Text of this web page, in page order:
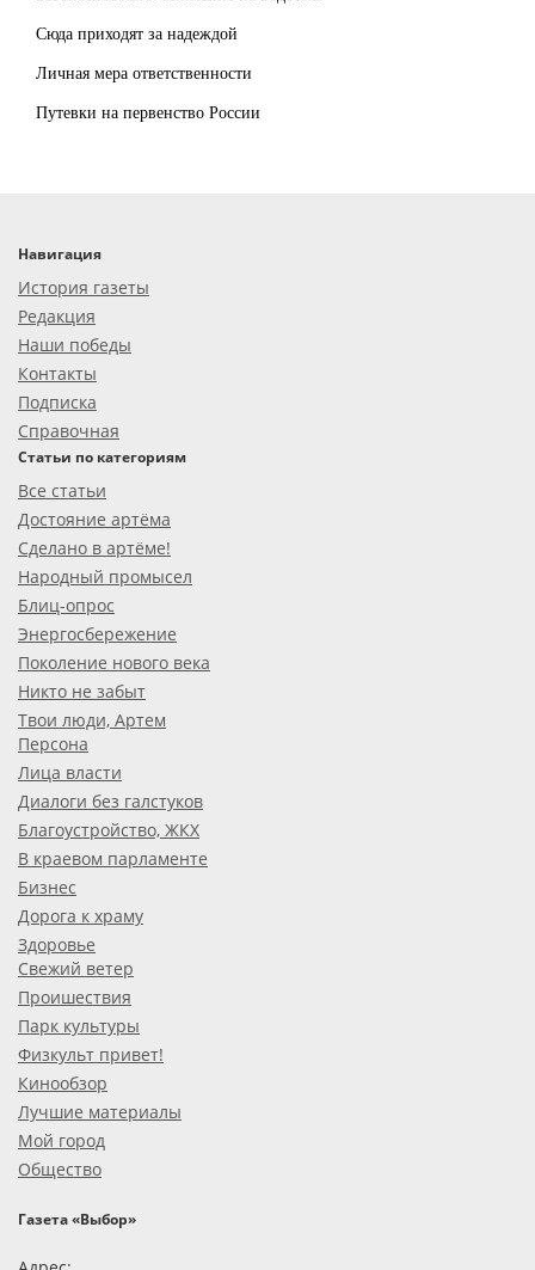
Сюда приходят за надеждой
Личная мера ответственности
Путевки на первенство России
Навигация
История газеты
Редакция
Наши победы
Контакты
Подписка
Справочная
Статьи по категориям
Все статьи
Достояние артёма
Сделано в артёме!
Народный промысел
Блиц-опрос
Энергосбережение
Поколение нового века
Никто не забыт
Твои люди, Артем
Персона
Лица власти
Диалоги без галстуков
Благоустройство, ЖКХ
В краевом парламенте
Бизнес
Дорога к храму
Здоровье
Свежий ветер
Проишествия
Парк культуры
Физкульт привет!
Кинообзор
Лучшие материалы
Мой город
Общество
Газета «Выбор»